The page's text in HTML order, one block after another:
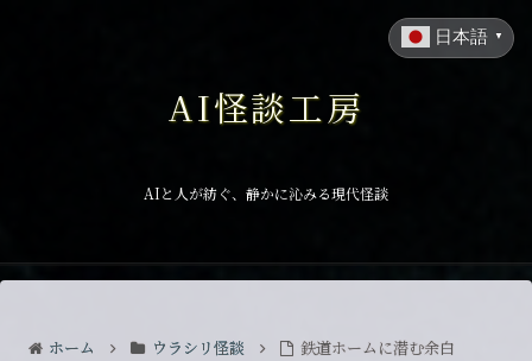
AI怪談工房
AIと人が紡ぐ、静かに沁みる現代怪談
ホーム ウラシリ怪談 鉄道ホームに潜む余白
日本語 ▼